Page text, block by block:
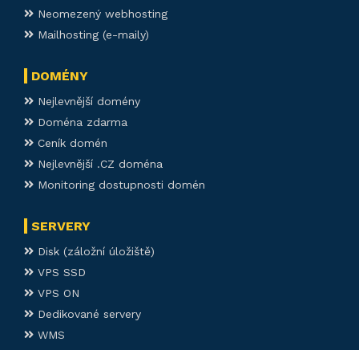
Neomezený webhosting
Mailhosting (e-maily)
DOMÉNY
Nejlevnější domény
Doména zdarma
Ceník domén
Nejlevnější .CZ doména
Monitoring dostupnosti domén
SERVERY
Disk (záložní úložiště)
VPS SSD
VPS ON
Dedikované servery
WMS